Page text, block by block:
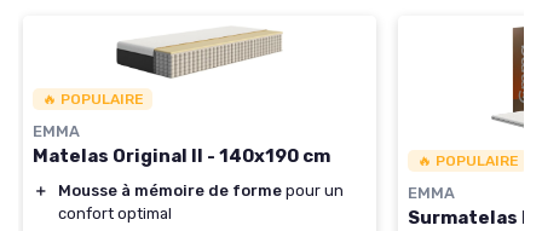
🔥 POPULAIRE
EMMA
Matelas Original II - 140x190 cm
＋ Mousse à mémoire de forme pour un
confort optimal
🔥 POPULAIRE
EMMA
Surmatelas